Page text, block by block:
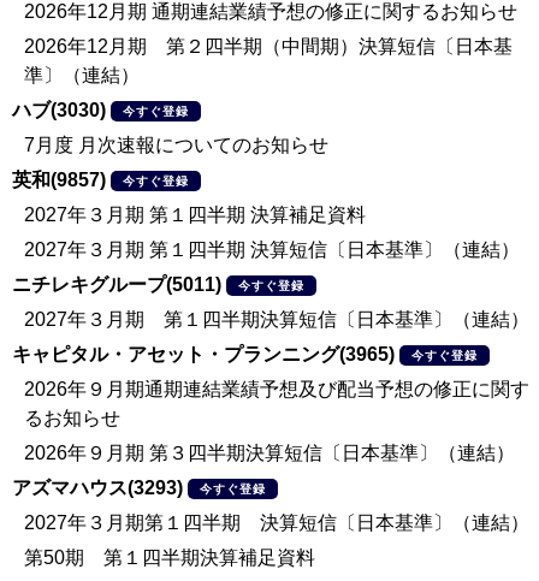
2026年12月期 通期連結業績予想の修正に関するお知らせ
2026年12月期 第２四半期（中間期）決算短信〔日本基
準〕（連結）
ハブ(3030)
今すぐ登録
7月度 月次速報についてのお知らせ
英和(9857)
今すぐ登録
2027年３月期 第１四半期 決算補足資料
2027年３月期 第１四半期 決算短信〔日本基準〕（連結）
ニチレキグループ(5011)
今すぐ登録
2027年３月期 第１四半期決算短信〔日本基準〕（連結）
キャピタル・アセット・プランニング(3965)
今すぐ登録
2026年９月期通期連結業績予想及び配当予想の修正に関す
るお知らせ
2026年９月期 第３四半期決算短信〔日本基準〕（連結）
アズマハウス(3293)
今すぐ登録
2027年３月期第１四半期 決算短信〔日本基準〕（連結）
第50期 第１四半期決算補足資料